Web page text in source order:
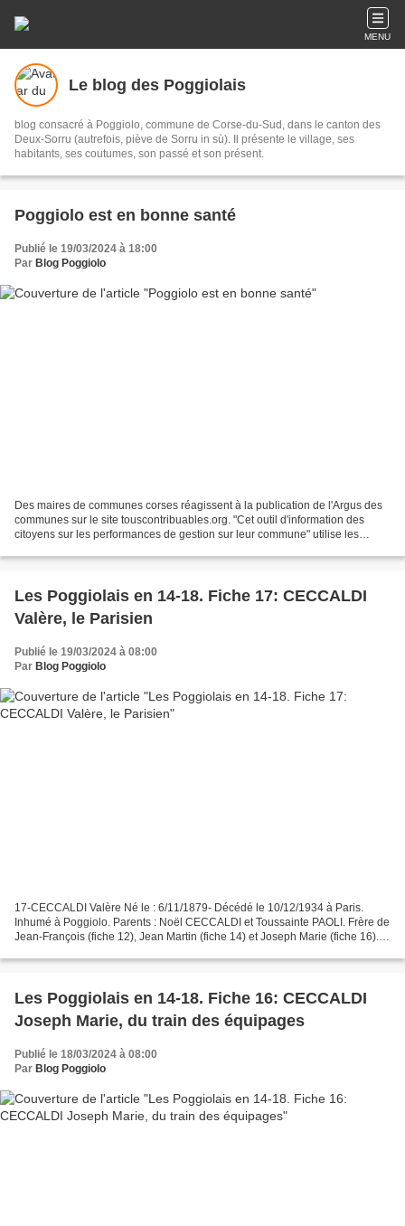
MENU
Le blog des Poggiolais
blog consacré à Poggiolo, commune de Corse-du-Sud, dans le canton des
Deux-Sorru (autrefois, piève de Sorru in sù). Il présente le village, ses
habitants, ses coutumes, son passé et son présent.
Poggiolo est en bonne santé
Publié le 19/03/2024 à 18:00
Par Blog Poggiolo
Des maires de communes corses réagissent à la publication de l'Argus des
communes sur le site touscontribuables.org. "Cet outil d'information des
citoyens sur les performances de gestion sur leur commune" utilise les
Les Poggiolais en 14-18. Fiche 17: CECCALDI
Valère, le Parisien
Publié le 19/03/2024 à 08:00
Par Blog Poggiolo
17-CECCALDI Valère Né le : 6/11/1879- Décédé le 10/12/1934 à Paris.
Inhumé à Poggiolo. Parents : Noël CECCALDI et Toussainte PAOLI. Frère de
Jean-François (fiche 12), Jean Martin (fiche 14) et Joseph Marie (fiche 16).
Les Poggiolais en 14-18. Fiche 16: CECCALDI
Joseph Marie, du train des équipages
Publié le 18/03/2024 à 08:00
Par Blog Poggiolo